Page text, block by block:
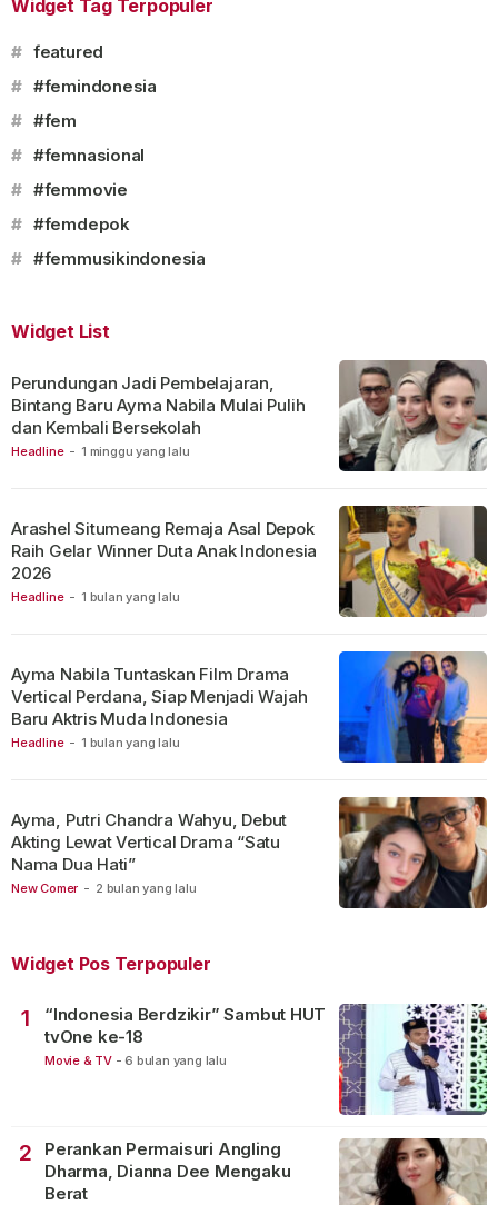
Widget Tag Terpopuler
# featured
# #femindonesia
# #fem
# #femnasional
# #femmovie
# #femdepok
# #femmusikindonesia
Widget List
Headline - 1 minggu yang lalu
Perundungan Jadi Pembelajaran,
Bintang Baru Ayma Nabila Mulai Pulih
dan Kembali Bersekolah
Headline - 1 bulan yang lalu
Arashel Situmeang Remaja Asal Depok
Raih Gelar Winner Duta Anak Indonesia
2026
Headline - 1 bulan yang lalu
Ayma Nabila Tuntaskan Film Drama
Vertical Perdana, Siap Menjadi Wajah
Baru Aktris Muda Indonesia
New Comer - 2 bulan yang lalu
Ayma, Putri Chandra Wahyu, Debut
Akting Lewat Vertical Drama “Satu
Nama Dua Hati”
Widget Pos Terpopuler
1
“Indonesia Berdzikir” Sambut HUT
tvOne ke-18
Movie & TV - 6 bulan yang lalu
2
Perankan Permaisuri Angling
Dharma, Dianna Dee Mengaku
Berat